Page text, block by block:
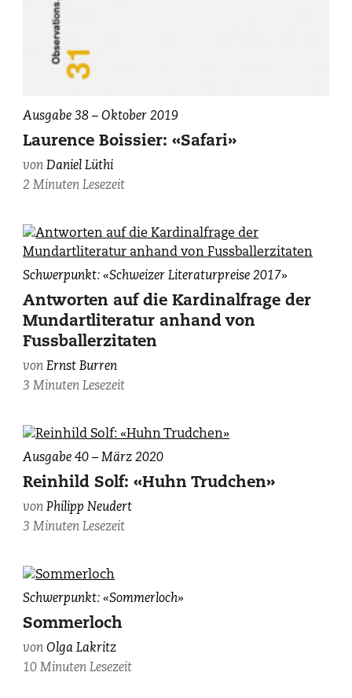
Ausgabe 38 – Oktober 2019
Laurence Boissier: «Safari»
vonDaniel Lüthi
2 Minuten Lesezeit
Ernst
fotografiert
von
Corinne
Stoll.
Schwerpunkt: «Schweizer Literaturpreise 2017»
Antworten auf die Kardinalfrage der
Mundartliteratur anhand von
Fussballerzitaten
vonErnst Burren
3 Minuten Lesezeit
Ausgabe 40 – März 2020
Reinhild Solf: «Huhn Trudchen»
vonPhilipp Neudert
3 Minuten Lesezeit
Olga
zvg.
Schwerpunkt: «Sommerloch»
Sommerloch
vonOlga Lakritz
10 Minuten Lesezeit